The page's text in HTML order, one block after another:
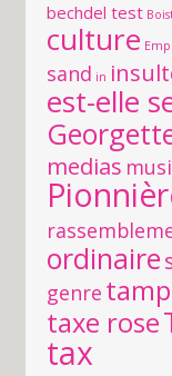
bechdel test
culture
sand in
est-elle
medias
ordinaire
genre
taxe rose
tax